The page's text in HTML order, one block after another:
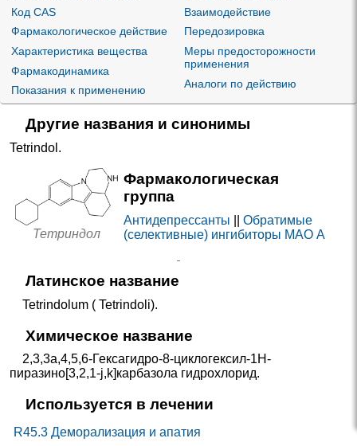
Код CAS
Фармакологическое действие
Характеристика вещества
Фармакодинамика
Показания к применению
Взаимодействие
Передозировка
Меры предосторожности
применения
Аналоги по действию
Другие названия и синонимы
Tetrindol .
Тетриндол
Фармакологическая
группа
Антидепрессанты ||Обратимые
(селективные) ингибиторы МАО А
Латинское название
Tetrindolum ( Tetrindoli).
Химическое название
2,3,3a,4,5,6-Гексагидро-8-циклогексил-1H-
пиразино[3,2,1-j,k]карбазола гидрохлорид.
Используется в лечении
R45.3 Деморализация и апатия